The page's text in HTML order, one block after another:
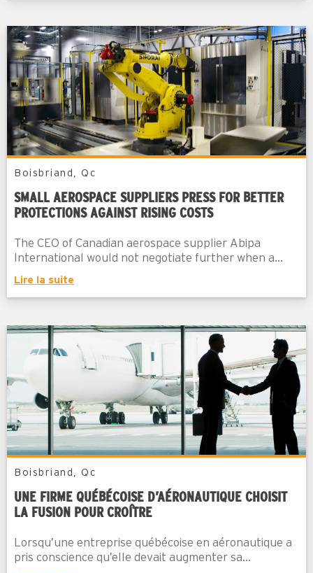
SMALL AEROSPACE SUPPLIERS PRESS FOR BETTER
PROTECTIONS AGAINST RISING COSTS
Boisbriand, Qc
The CEO of Canadian aerospace supplier Abipa
International would not negotiate further when a...
Lire la suite
UNE FIRME QUÉBÉCOISE D’AÉRONAUTIQUE CHOISIT
LA FUSION POUR CROÎTRE
Boisbriand, Qc
Lorsqu’une entreprise québécoise en aéronautique a
pris conscience qu’elle devait augmenter sa...